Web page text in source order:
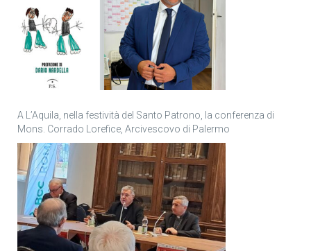
A L’Aquila, nella festività del Santo Patrono, la conferenza di
Mons. Corrado Lorefice, Arcivescovo di Palermo